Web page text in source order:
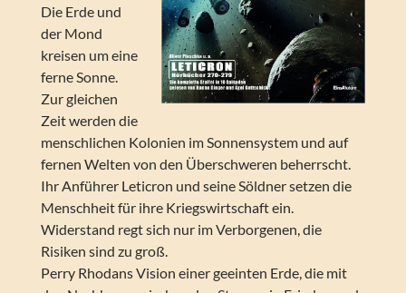
Die Erde und
der Mond
kreisen um eine
ferne Sonne.
Zur gleichen
Zeit werden die
menschlichen Kolonien im Sonnensystem und auf
fernen Welten von den Überschweren beherrscht.
Ihr Anführer Leticron und seine Söldner setzen die
Menschheit für ihre Kriegswirtschaft ein.
Widerstand regt sich nur im Verborgenen, die
Risiken sind zu groß.
Perry Rhodans Vision einer geeinten Erde, die mit